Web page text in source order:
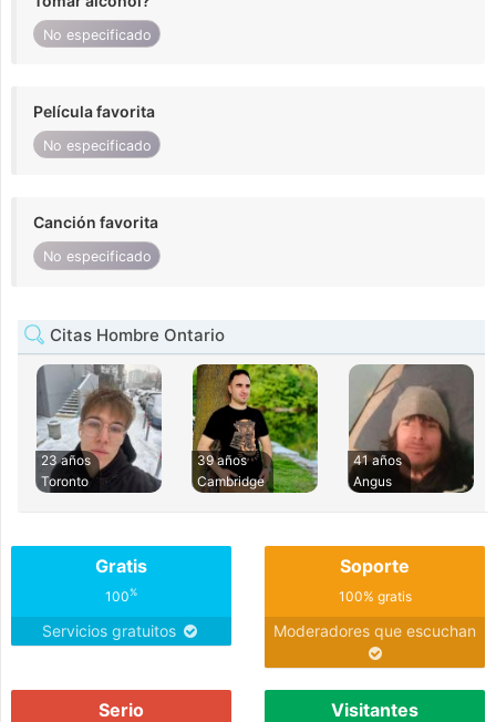
No especificado
Película favorita
No especificado
Canción favorita
No especificado
Citas Hombre Ontario
23 años
Toronto
39 años
Cambridge
41 años
Angus
Gratis
100%
Servicios gratuitos
Soporte
100% gratis
Moderadores que escuchan
Serio Visitantes